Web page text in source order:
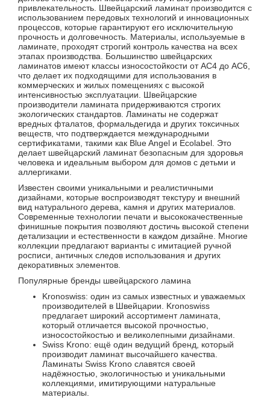
привлекательность. Швейцарский ламинат производится с
использованием передовых технологий и инновационных
процессов, которые гарантируют его исключительную
прочность и долговечность. Материалы, используемые в
ламинате, проходят строгий контроль качества на всех
этапах производства. Большинство швейцарских
ламинатов имеют классы износостойкости от AC4 до AC6,
что делает их подходящими для использования в
коммерческих и жилых помещениях с высокой
интенсивностью эксплуатации. Швейцарские
производители ламината придерживаются строгих
экологических стандартов. Ламинаты не содержат
вредных фталатов, формальдегида и других токсичных
веществ, что подтверждается международными
сертификатами, такими как Blue Angel и Ecolabel. Это
делает швейцарский ламинат безопасным для здоровья
человека и идеальным выбором для домов с детьми и
аллергиками.
Известен своими уникальными и реалистичными
дизайнами, которые воспроизводят текстуру и внешний
вид натурального дерева, камня и других материалов.
Современные технологии печати и высококачественные
финишные покрытия позволяют достичь высокой степени
детализации и естественности в каждом дизайне. Многие
коллекции предлагают варианты с имитацией ручной
росписи, античных следов использования и других
декоративных элементов.
Популярные бренды швейцарского ламина
Kronoswiss: один из самых известных и уважаемых
производителей в Швейцарии. Kronoswiss
предлагает широкий ассортимент ламината,
который отличается высокой прочностью,
износостойкостью и великолепными дизайнами.
Swiss Krono: ещё один ведущий бренд, который
производит ламинат высочайшего качества.
Ламинаты Swiss Krono славятся своей
надёжностью, экологичностью и уникальными
коллекциями, имитирующими натуральные
материалы.